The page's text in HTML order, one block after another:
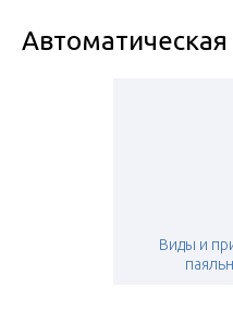
Автоматическая
Виды и